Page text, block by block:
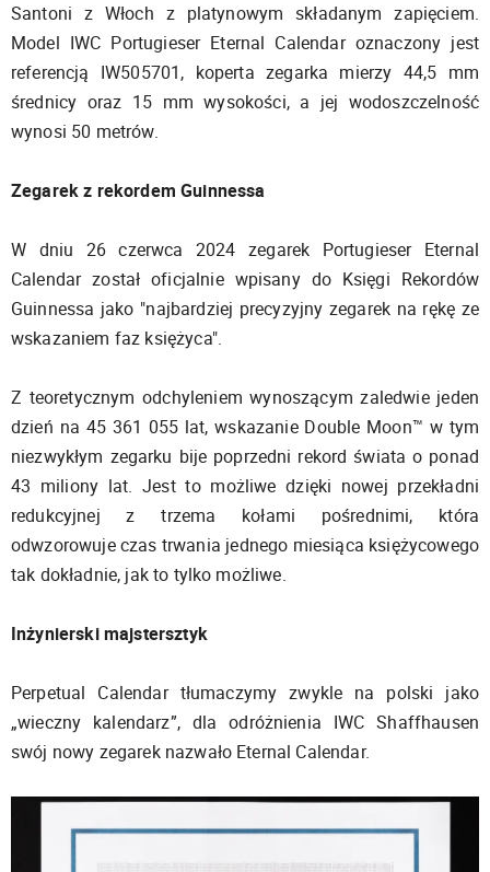
Santoni z Włoch z platynowym składanym zapięciem.
Model IWC Portugieser Eternal Calendar oznaczony jest
referencją IW505701, koperta zegarka mierzy 44,5 mm
średnicy oraz 15 mm wysokości, a jej wodoszczelność
wynosi 50 metrów.
Zegarek z rekordem Guinnessa
W dniu 26 czerwca 2024 zegarek Portugieser Eternal
Calendar został oficjalnie wpisany do Księgi Rekordów
Guinnessa jako "najbardziej precyzyjny zegarek na rękę ze
wskazaniem faz księżyca".
Z teoretycznym odchyleniem wynoszącym zaledwie jeden
dzień na 45 361 055 lat, wskazanie Double Moon™ w tym
niezwykłym zegarku bije poprzedni rekord świata o ponad
43 miliony lat. Jest to możliwe dzięki nowej przekładni
redukcyjnej z trzema kołami pośrednimi, która
odwzorowuje czas trwania jednego miesiąca księżycowego
tak dokładnie, jak to tylko możliwe.
Inżynierski majstersztyk
Perpetual Calendar tłumaczymy zwykle na polski jako
„wieczny kalendarz”, dla odróżnienia IWC Shaffhausen
swój nowy zegarek nazwało Eternal Calendar.